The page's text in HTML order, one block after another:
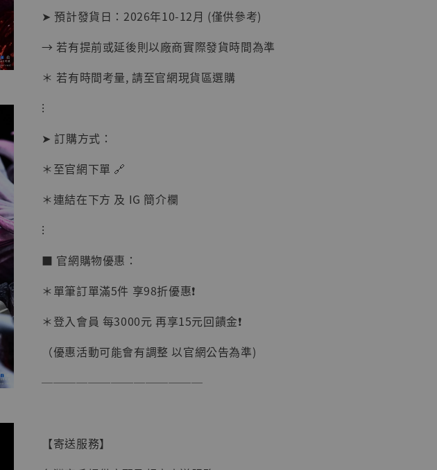
【現貨】
BJSTUDIO 1/6系列
可動蒐藏人偶 讓子
彈飛 鵝城縣長 張麻
子 [BK01]
NT$ 5,300
➤ 預計發貨日：2026年10-12月 (僅供參考)
→ 若有提前或延後則以廠商實際發貨時間為準
＊ 若有時間考量, 請至官網現貨區選購
⁝
➤ 訂購方式：
＊至官網下單 🔗
＊連結在下方 及 IG 簡介欄
⁝
■ 官網購物優惠：
＊單筆訂單滿5件 享98折優惠❗️
＊登入會員 每3000元 再享15元回饋金❗️
（優惠活動可能會有調整 以官網公告為準)
──────────────
【寄送服務】